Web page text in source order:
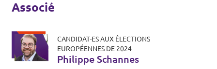
Associé
CANDIDAT·ES AUX ÉLECTIONS
EUROPÉENNES DE 2024
Philippe Schannes